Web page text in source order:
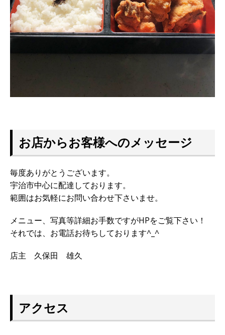
お店からお客様へのメッセージ
毎度ありがとうございます。
宇治市中心に配達しております。
範囲はお気軽にお問い合わせ下さいませ。
メニュー、写真等詳細お手数ですがHPをご覧下さい！
それでは、お電話お待ちしております^_^
店主 久保田 雄久
アクセス